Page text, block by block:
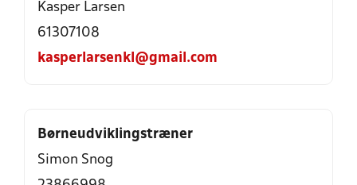
Kasper Larsen
61307108
kasperlarsenkl@gmail.com
Børneudviklingstræner
Simon Snog